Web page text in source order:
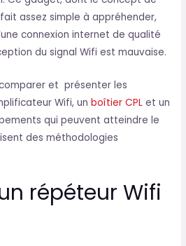
assez simple à appréhender,
connexion internet de qualité
du signal Wifi est mauvaise.
et présenter les
Wifi, unboîtier CPL et un
qui peuvent atteindre le
des méthodologies
répéteur Wifi